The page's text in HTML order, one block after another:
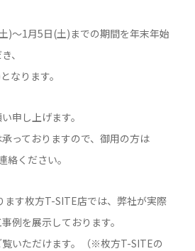
)～1月5日(土)までの期間を年末年始
、
なります。
申し上げます。
っておりますので、御用の方は
ください。
す枚方T-SITE店では、弊社が実際
例を展示しております。
いただけます。（※枚方T-SITEの